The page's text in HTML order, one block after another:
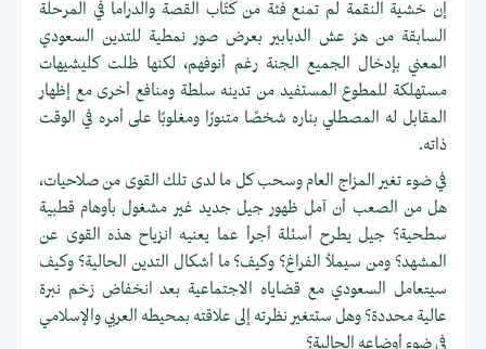
إن خشية النقمة لم تمنع فئة من كُتّاب القصة والدراما في المرحلة
السابقة من هز عش الدبابير بعرض صور نمطية للتدين السعودي
المعني بإدخال الجميع الجنة رغم أنوفهم، لكنها ظلت كليشيهات
مستهلكة للمطوع المستفيد من تدينه سلطة ومنافع أخرى مع إظهار
المقابل له المصطلي بناره شخصًا متنورًا ومغلوبًا على أمره في الوقت
ذاته.
في ضوء تغير المزاج العام وسحب كل ما لدى تلك القوى من صلاحيات،
هل من الصعب أن آمل ظهور جيل جديد غير مشغول بأوهام قطبية
سطحية؟ جيل يطرح أسئلة أجرأ عما يعنيه انزياح هذه القوى عن
المشهد؟ ومن سيملأ الفراغ؟ وكيف؟ ما أشكال التدين الحالية؟ وكيف
سيتعامل السعودي مع قضاياه الاجتماعية بعد انخفاض زخم نبرة
عالية محددة؟ وهل ستتغير نظرته إلى علاقته بمحيطه العربي والإسلامي
في ضوء أوضاعه الحالية؟